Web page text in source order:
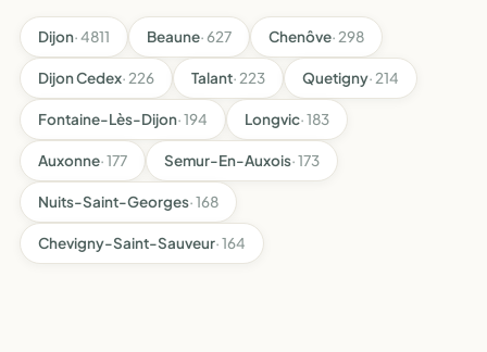
Dijon· 4811 Beaune· 627 Chenôve· 298
Dijon Cedex· 226 Talant· 223 Quetigny· 214
Fontaine-Lès-Dijon· 194 Longvic· 183
Auxonne· 177 Semur-En-Auxois· 173
Nuits-Saint-Georges· 168
Chevigny-Saint-Sauveur· 164